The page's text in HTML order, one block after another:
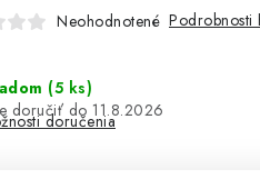
Neohodnotené Podrobnosti
(5 ks)
11.8.2026
doručenia